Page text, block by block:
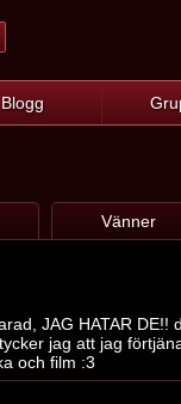
Blogg
Vänner
JAG HATAR
jag att jag
och film :3